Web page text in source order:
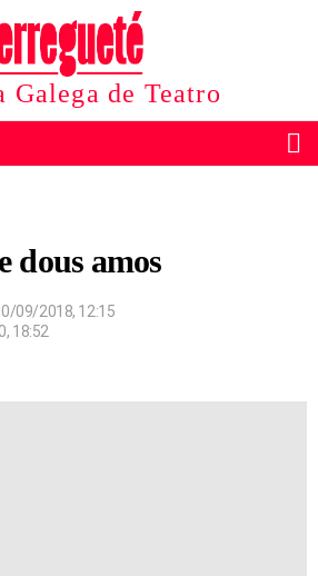
Galega de Teatro
dous amos
09/2018, 12:15
18:52